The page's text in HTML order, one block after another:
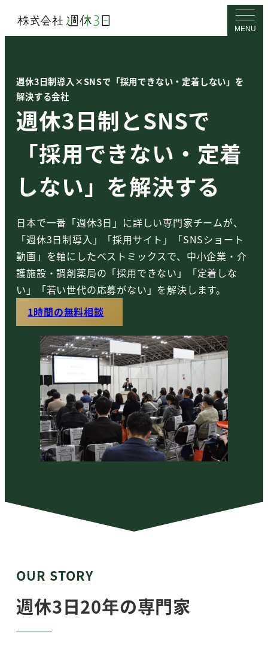
MENU
週休3日制導入×SNSで「採用できない・定着しない」を
解決する会社
週休3日制とSNSで
「採用できない・定着
しない」を解決する
日本で一番「週休3日」に詳しい専門家チームが、
「週休3日制導入」「採用サイト」「SNSショート
動画」を軸にしたベストミックスで、中小企業・介
護施設・調剤薬局の「採用できない」「定着しな
い」「若い世代の応募がない」を解決します。
1時間の無料相談
OUR STORY
週休3日20年の専門家